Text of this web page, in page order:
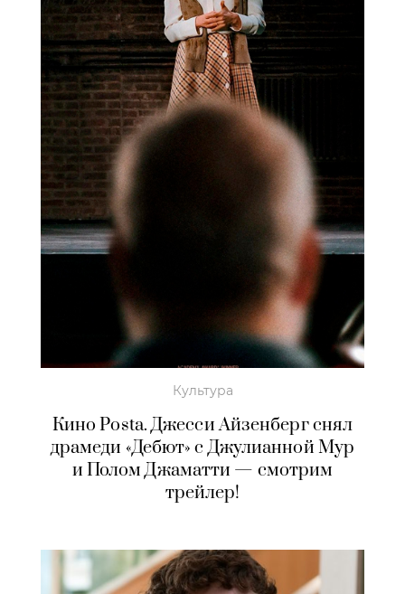
Культура
Кино Posta. Джесси Айзенберг снял
драмеди «Дебют» с Джулианной Мур
и Полом Джаматти — смотрим
трейлер!